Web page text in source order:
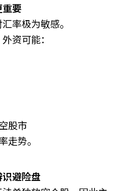
要
率极为敏感。
资可能：
股市
走势。
避险盘